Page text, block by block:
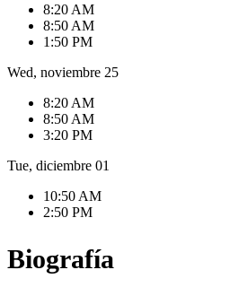
8:20 AM
8:50 AM
1:50 PM
Wed, noviembre 25
8:20 AM
8:50 AM
3:20 PM
Tue, diciembre 01
10:50 AM
2:50 PM
Biografía